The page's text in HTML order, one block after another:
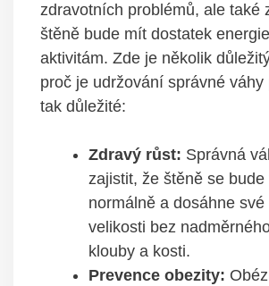
zdravotních problémů, ale také
štěně bude mít dostatek
aktivitám. Zde je několik
proč je udržování správné váhy
tak důležité:
Zdravý růst: Správná
zajistit, že štěně se
normálně a dosáhne
velikosti bez
klouby a kosti.
Prevence obezity: